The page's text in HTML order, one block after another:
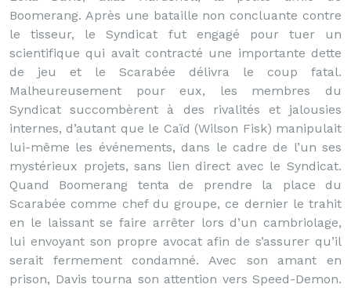
Boomerang. Après une bataille non concluante contre
le tisseur, le Syndicat fut engagé pour tuer un
scientifique qui avait contracté une importante dette
de jeu et le Scarabée délivra le coup fatal.
Malheureusement pour eux, les membres du
Syndicat succombèrent à des rivalités et jalousies
internes, d’autant que le Caïd (Wilson Fisk) manipulait
lui-même les événements, dans le cadre de l’un ses
mystérieux projets, sans lien direct avec le Syndicat.
Quand Boomerang tenta de prendre la place du
Scarabée comme chef du groupe, ce dernier le trahit
en le laissant se faire arrêter lors d’un cambriolage,
lui envoyant son propre avocat afin de s’assurer qu’il
serait fermement condamné. Avec son amant en
prison, Davis tourna son attention vers Speed-Demon.